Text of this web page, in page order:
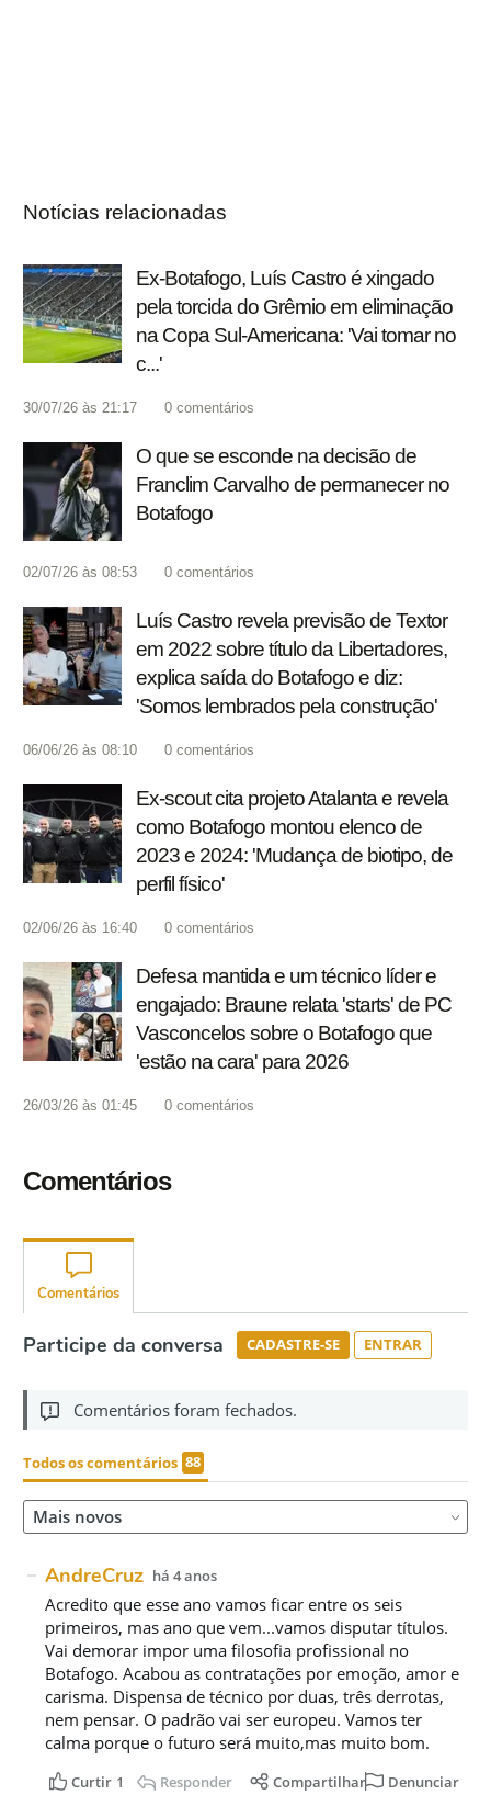
Notícias relacionadas
Ex-Botafogo, Luís Castro é xingado
pela torcida do Grêmio em eliminação
na Copa Sul-Americana: 'Vai tomar no
c...'
30/07/26 às 21:17 0 comentários
O que se esconde na decisão de
Franclim Carvalho de permanecer no
Botafogo
02/07/26 às 08:53 0 comentários
Luís Castro revela previsão de Textor
em 2022 sobre título da Libertadores,
explica saída do Botafogo e diz:
'Somos lembrados pela construção'
06/06/26 às 08:10 0 comentários
Ex-scout cita projeto Atalanta e revela
como Botafogo montou elenco de
2023 e 2024: 'Mudança de biotipo, de
perfil físico'
02/06/26 às 16:40 0 comentários
Defesa mantida e um técnico líder e
engajado: Braune relata 'starts' de PC
Vasconcelos sobre o Botafogo que
'estão na cara' para 2026
26/03/26 às 01:45 0 comentários
Comentários